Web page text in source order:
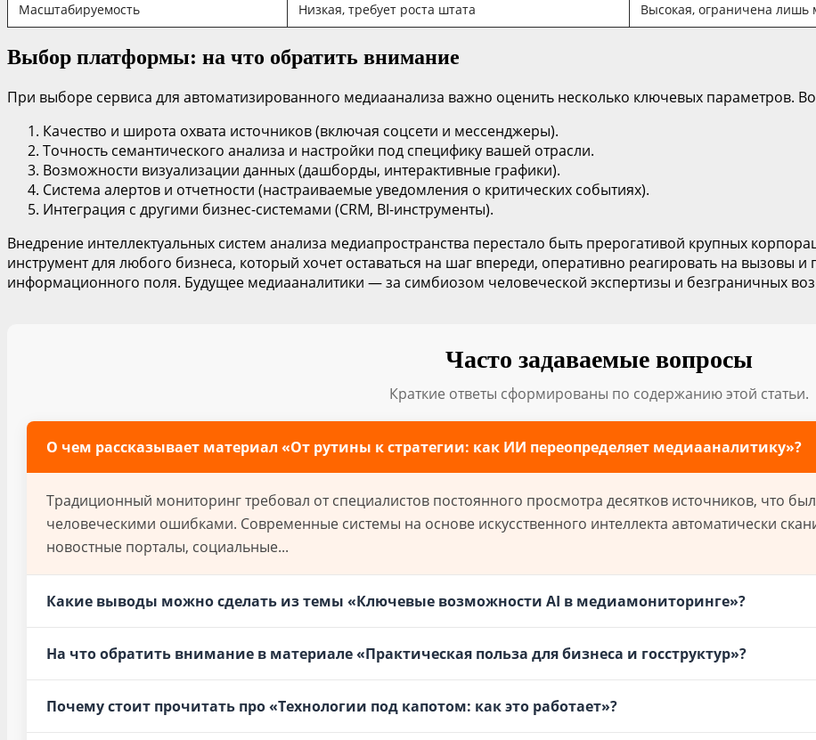
Масштабируемость Низкая, требует роста штата Высокая, ограничена
Выбор платформы: на что обратить внимание
При выборе сервиса для автоматизированного медиаанализа важно оценить несколько ключевых параметров.
Качество и широта охвата источников (включая соцсети и мессенджеры).
Точность семантического анализа и настройки под специфику вашей отрасли.
Возможности визуализации данных (дашборды, интерактивные графики).
Система алертов и отчетности (настраиваемые уведомления о критических событиях).
Интеграция с другими бизнес-системами (CRM, BI-инструменты).
Внедрение интеллектуальных систем анализа медиапространства перестало быть прерогативой крупных
инструмент для любого бизнеса, который хочет оставаться на шаг впереди, оперативно реагировать на
информационного поля. Будущее медиааналитики — за симбиозом человеческой экспертизы и безграничных
Часто задаваемые вопросы
Краткие ответы сформированы по содержанию этой статьи.
О чем рассказывает материал «От рутины к стратегии: как ИИ переопределяет медиааналитику»?
Традиционный мониторинг требовал от специалистов постоянного просмотра десятков источников, что
человеческими ошибками. Современные системы на основе искусственного интеллекта автоматически
новостные порталы, социальные...
Какие выводы можно сделать из темы «Ключевые возможности AI в медиамониторинге»?
На что обратить внимание в материале «Практическая польза для бизнеса и госструктур»?
Почему стоит прочитать про «Технологии под капотом: как это работает»?